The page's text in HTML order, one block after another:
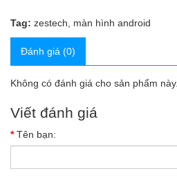
Tag: zestech màn hình android
Đánh giá (0)
Không có đánh giá cho sản phẩm này.
Viết đánh giá
Tên bạn: